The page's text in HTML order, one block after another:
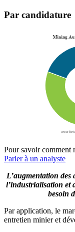
Par candidature
Pour savoir comment
Parler à un analyste
L’augmentation
l’industrialisation et
besoin
Par application, le
entretien minier et